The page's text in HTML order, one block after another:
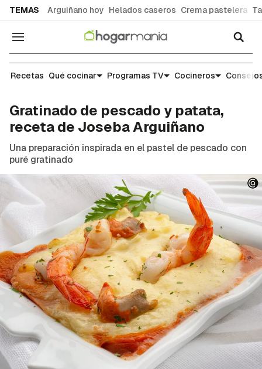
TEMAS Arguiñano hoy Helados caseros Crema pastelera
Navegación
Recetas
Recetas Qué cocinar Programas TV Cocineros
Gratinado de pescado y patata,
receta de Joseba Arguiñano
Una preparación inspirada en el pastel de pescado con
puré gratinado